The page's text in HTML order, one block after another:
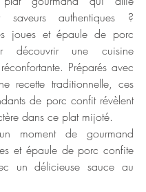
saveurs authentiques ?
joues et épaule de porc
découvrir une cuisine
Préparés avec
recette traditionnelle, ces
de porc confit révèlent
dans ce plat mijoté.
moment de gourmand
et épaule de porc confite
un délicieuse sauce au